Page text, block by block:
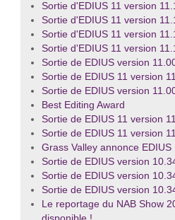
Sortie d'EDIUS 11 version
Sortie d'EDIUS 11 version
Sortie d'EDIUS 11 version
Sortie d'EDIUS 11 version
Sortie de EDIUS version
Sortie de EDIUS 11 version
Sortie de EDIUS version
Best Editing Award
Sortie de EDIUS 11 version
Sortie de EDIUS 11 version
Grass Valley annonce EDIUS
Sortie de EDIUS version
Sortie de EDIUS version
Sortie de EDIUS version
Le reportage du NAB Show